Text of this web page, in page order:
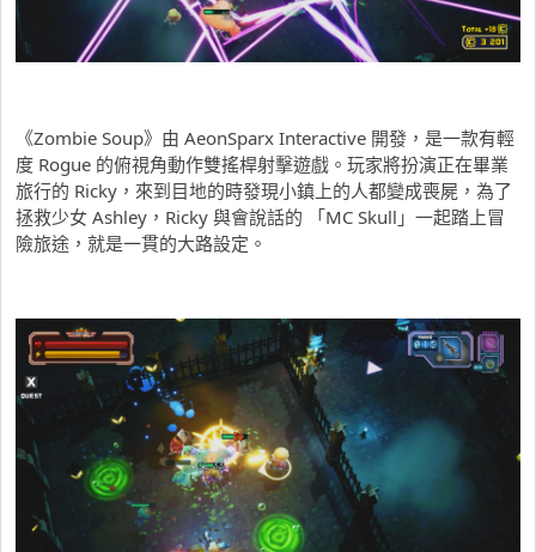
《Zombie Soup》由 AeonSparx Interactive 開發，是一款有輕
度 Rogue 的俯視角動作雙搖桿射擊遊戲。玩家將扮演正在畢業
旅行的 Ricky，來到目地的時發現小鎮上的人都變成喪屍，為了
拯救少女 Ashley，Ricky 與會說話的 「MC Skull」一起踏上冒
險旅途，就是一貫的大路設定。